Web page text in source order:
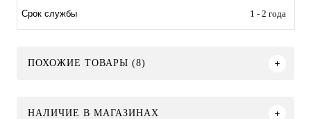
Срок службы 1 - 2 года
ПОХОЖИЕ ТОВАРЫ (8)
НАЛИЧИЕ В МАГАЗИНАХ